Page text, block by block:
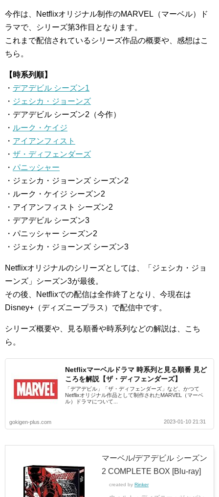
今作は、Netflixオリジナル制作のMARVEL（マーベル）ド
ラマで、シリーズ第3作目となります。
これまで配信されているシリーズ作品の概要や、感想はこ
ちら。
【時系列順】
・ デアデビル シーズン1
・ ジェシカ・ジョーンズ
・デアデビル シーズン2（今作）
・ ルーク・ケイジ
・ アイアンフィスト
・ ザ・ディフェンダーズ
・ パニッシャー
・ジェシカ・ジョーンズ シーズン2
・ルーク・ケイジ シーズン2
・アイアンフィスト シーズン2
・デアデビル シーズン3
・パニッシャー シーズン2
・ジェシカ・ジョーンズ シーズン3
Netflixオリジナルのシリーズとしては、「ジェシカ・ジョ
ーンズ」シーズン3が最後。
その後、Netflixでの配信は全作終了となり、今現在は
Disney+（ディズニープラス）で配信中です。
シリーズ概要や、見る順番や時系列などの解説は、こち
ら。
Netflixマーベルドラマ 時系列と見る順番 見ど
ころを解説【ザ・ディフェンダーズ】
「デアデビル」「ザ・ディフェンダーズ」など、かつて
Netflixオリジナル作品として制作されたMARVEL（マーベ
ル）ドラマについて...
gokigen-plus.com 2023-01-10 21:31
マーベル/デアデビル シーズン
2 COMPLETE BOX [Blu-ray]
created by Rinker